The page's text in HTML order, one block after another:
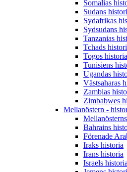
Somalias
Sudans
Sydafrikas
Sydsudans
Tanzanias
Tchads
Togos historia
Tunisiens
Ugandas
Västsaharas
Zambias
Zimbabwes
Mellanöstern -
Bahrains
Förenade
Iraks historia
Irans historia
Israels